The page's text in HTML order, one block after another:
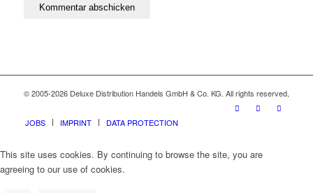
© 2005-2026 Deluxe Distribution Handels GmbH & Co. KG. All rights reserved,
JOBS IMPRINT DATA PROTECTION
This site uses cookies. By continuing to browse the site, you are
agreeing to our use of cookies.